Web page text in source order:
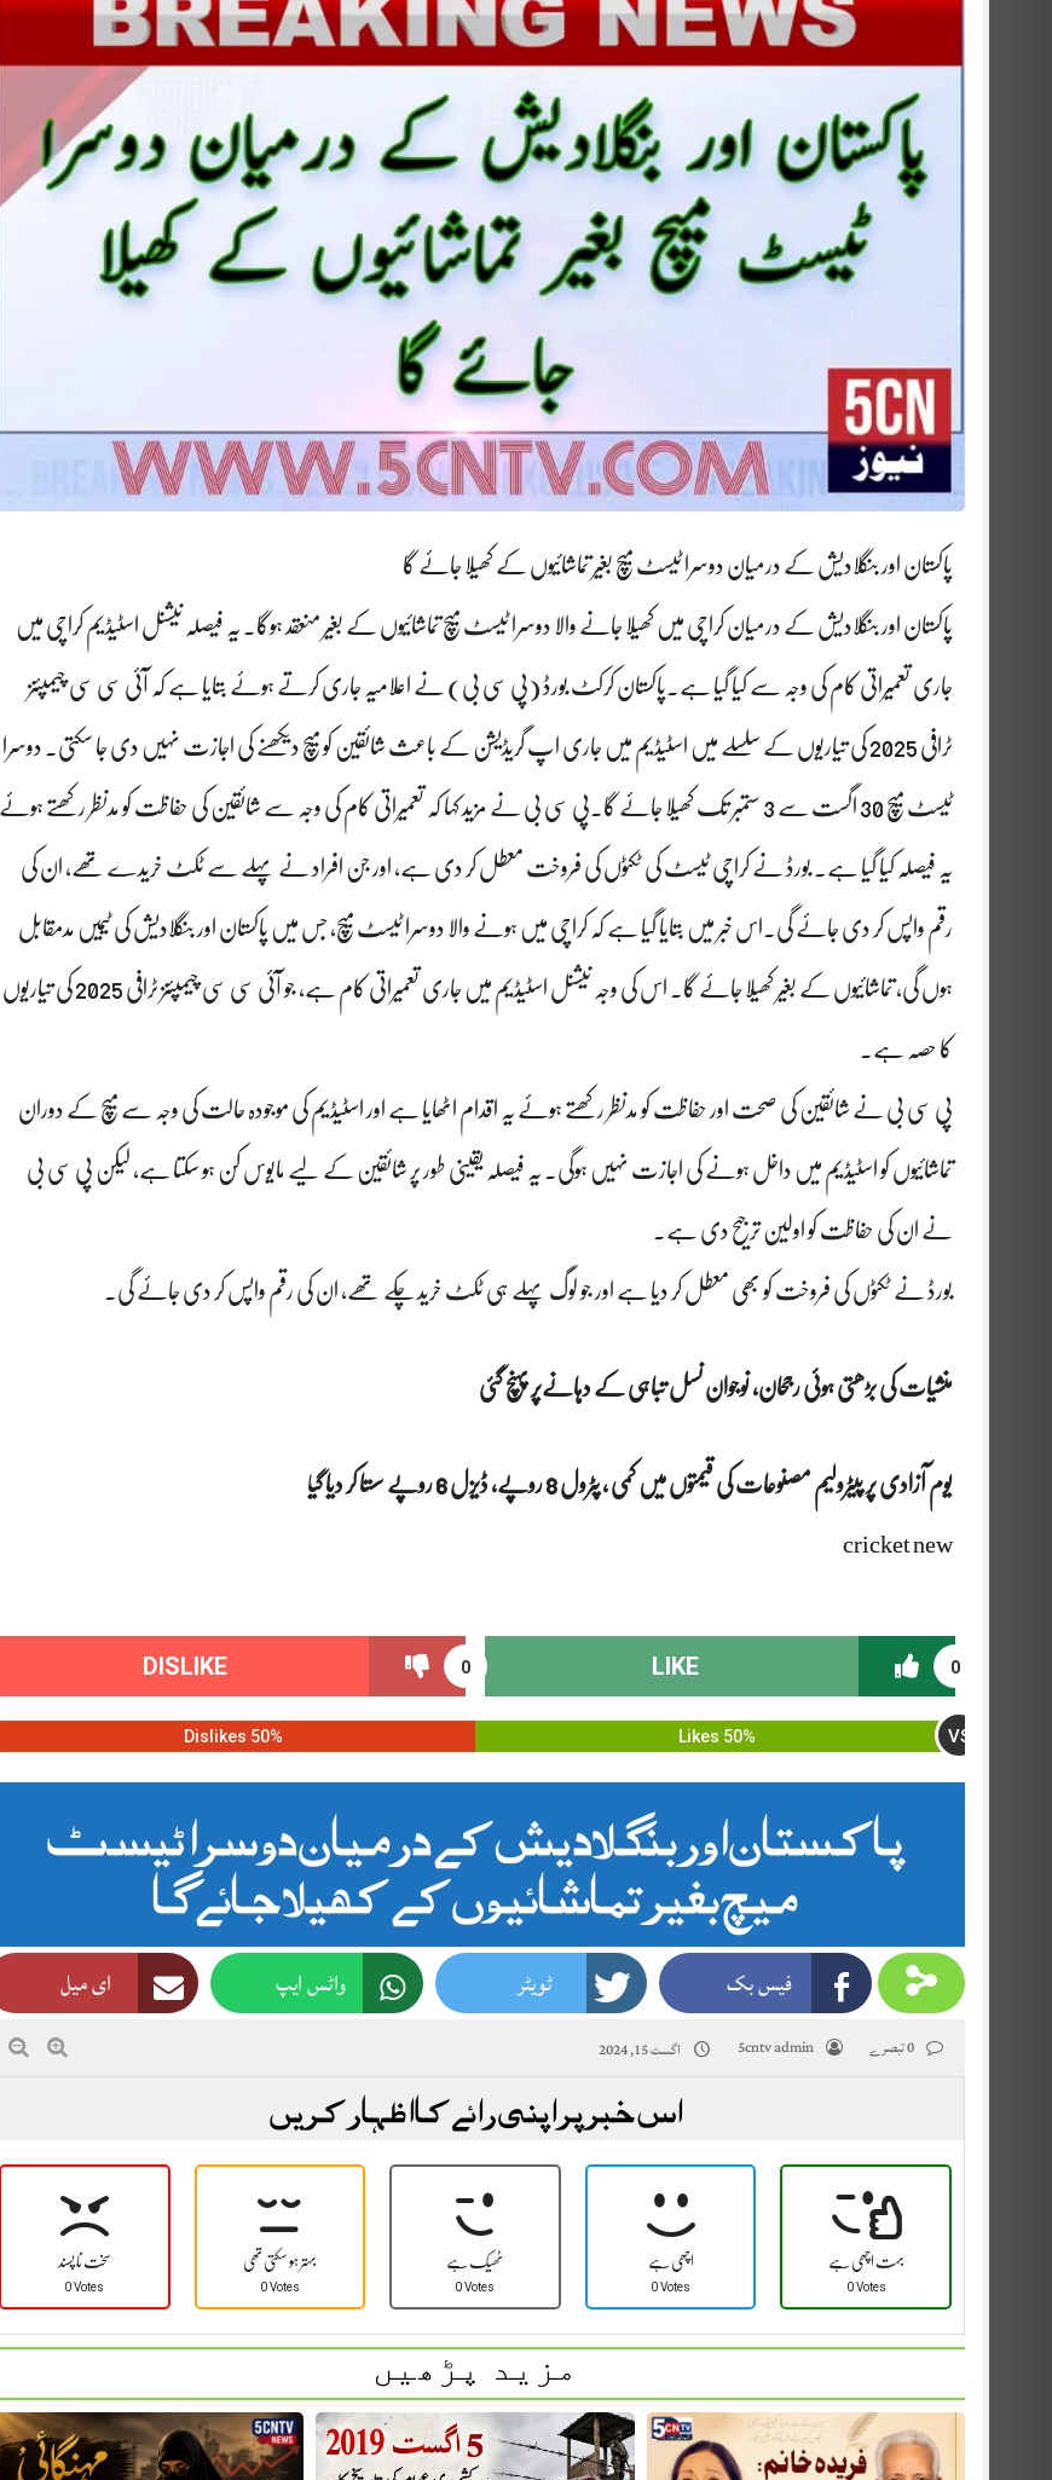
پاکستان اور بنگلادیش کے درمیان دوسرا ٹیسٹ میچ بغیر تماشائیوں کے کھیلا جائے گا
پاکستان اور بنگلادیش کے درمیان کراچی میں کھیلا جانے والا دوسرا ٹیسٹ میچ تماشائیوں کے بغیر منعقد ہوگا۔ یہ فیصلہ نیشنل اسٹیڈیم کراچی میں
جاری تعمیراتی کام کی وجہ سے کیا گیا ہے۔پاکستان کرکٹ بورڈ (پی سی بی) نے اعلامیہ جاری کرتے ہوئے بتایا ہے کہ آئی سی سی چیمپئنز
ٹرافی 2025 کی تیاریوں کے سلسلے میں اسٹیڈیم میں جاری اپ گریڈیشن کے باعث شائقین کو میچ دیکھنے کی اجازت نہیں دی جا سکتی۔ دوسرا
ٹیسٹ میچ 30 اگست سے 3 ستمبر تک کھیلا جائے گا۔پی سی بی نے مزید کہا کہ تعمیراتی کام کی وجہ سے شائقین کی حفاظت کو مدنظر رکھتے ہوئے
یہ فیصلہ کیا گیا ہے۔ بورڈ نے کراچی ٹیسٹ کی ٹکٹوں کی فروخت معطل کر دی ہے، اور جن افراد نے پہلے سے ٹکٹ خریدے تھے، ان کی
رقم واپس کر دی جائے گی۔اس خبر میں بتایا گیا ہے کہ کراچی میں ہونے والا دوسرا ٹیسٹ میچ، جس میں پاکستان اور بنگلادیش کی ٹیمیں مدمقابل
ہوں گی، تماشائیوں کے بغیر کھیلا جائے گا۔ اس کی وجہ نیشنل اسٹیڈیم میں جاری تعمیراتی کام ہے، جو آئی سی سی چیمپئنز ٹرافی 2025 کی تیاریوں
کا حصہ ہے۔
پی سی بی نے شائقین کی صحت اور حفاظت کو مدنظر رکھتے ہوئے یہ اقدام اٹھایا ہے اور اسٹیڈیم کی موجودہ حالت کی وجہ سے میچ کے دوران
تماشائیوں کو اسٹیڈیم میں داخل ہونے کی اجازت نہیں ہوگی۔ یہ فیصلہ یقینی طور پر شائقین کے لیے مایوس کن ہو سکتا ہے، لیکن پی سی بی
نے ان کی حفاظت کو اولین ترجیح دی ہے۔
بورڈ نے ٹکٹوں کی فروخت کو بھی معطل کر دیا ہے اور جو لوگ پہلے ہی ٹکٹ خرید چکے تھے، ان کی رقم واپس کر دی جائے گی۔
منشیات کی بڑھتی ہوئی رجحان، نوجوان نسل تباہی کے دہانےپر پہنچ گئی
یوم آزادی پر پیٹرولیم مصنوعات کی قیمتوں میں کمی ، پٹرول 8 روپے، ڈیزل 6 روپے سستا کر دیا گی ا
cricket new
0
LIKE
0
DISLIKE
50% Likes VS
50% Dislikes
پاکستان اور بنگلادیش کے درمیان دوسرا ٹیسٹ
میچ بغیر تماشائیوں کے کھیلا جائے گا
فیس بک ٹویٹر واٹس ایپ ای میل
5cntv admin اگست 15, 2024
اس خبر پر اپنی رائے کا اظہار کریں
سخت نا پسند
0 Votes
بہتر ہو سکتی تھی
0 Votes
ٹھیک ہے
0 Votes
اچھی ہے
0 Votes
بہت اچھی ہے
0 Votes
مزید پڑھیں